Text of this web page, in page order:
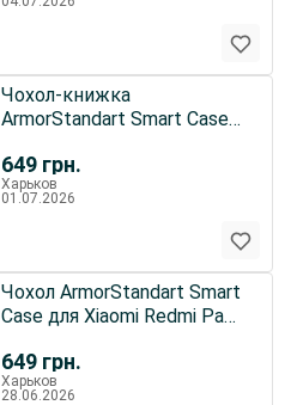
649 грн.
Чохол-книжка
ArmorStandart Smart Case
(ARM86083)
Харьков
01.07.2026
649 грн.
Чохол ArmorStandart Smart
Case для Xiaomi Redmi Pad
Харьков
28.06.2026